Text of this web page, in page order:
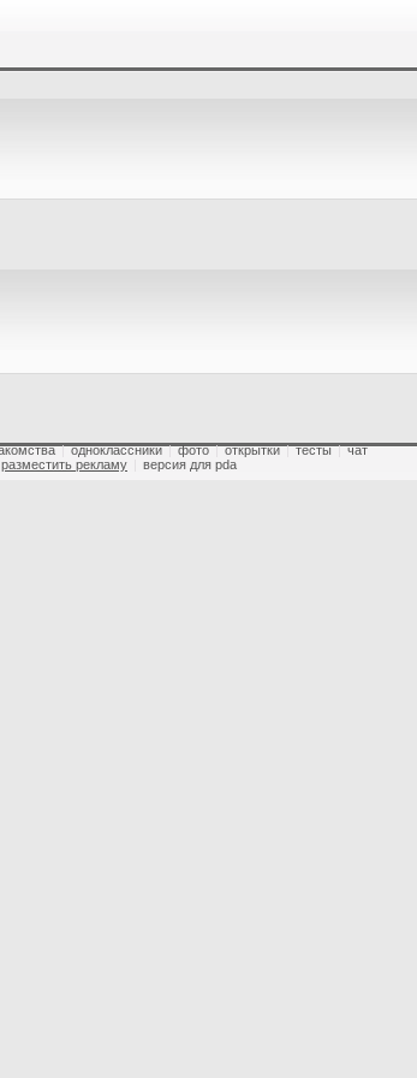
| одноклассники | фото | открытки | тесты | чат
разместить рекламу версия для pda